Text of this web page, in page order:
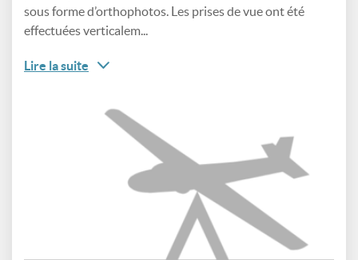
sous forme d’orthophotos. Les prises de vue ont été
effectuées verticalem...
Lire la suite